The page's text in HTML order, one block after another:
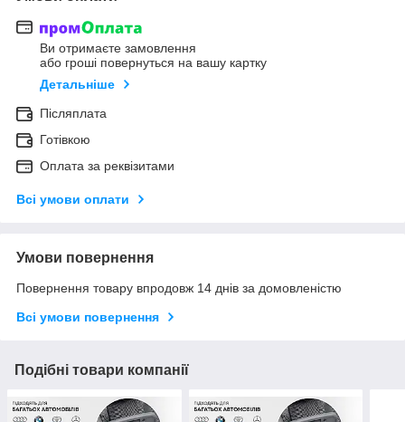
Ви отримаєте замовлення
або гроші повернуться на вашу картку
Детальніше
Післяплата
Готівкою
Оплата за реквізитами
Всі умови оплати
Умови повернення
Повернення товару впродовж 14 днів за домовленістю
Всі умови повернення
Подібні товари компанії